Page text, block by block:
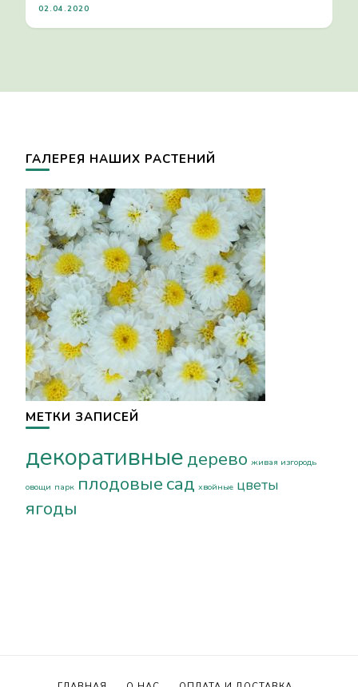
02.04.2020
ГАЛЕРЕЯ НАШИХ РАСТЕНИЙ
МЕТКИ ЗАПИСЕЙ
декоративныедерево живая изгородь
овощи парк плодовыесад хвойные цветы
ягоды